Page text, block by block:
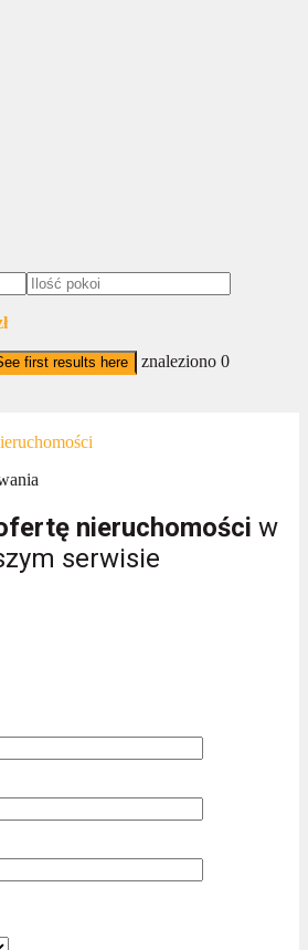
first results here znaleziono 0
nieruchomości w
serwisie